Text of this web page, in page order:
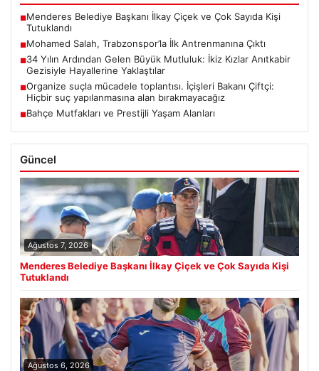
■Menderes Belediye Başkanı İlkay Çiçek ve Çok Sayıda Kişi
Tutuklandı
■Mohamed Salah, Trabzonspor’la İlk Antrenmanına Çıktı
■34 Yılın Ardından Gelen Büyük Mutluluk: İkiz Kızlar Anıtkabir
Gezisiyle Hayallerine Yaklaştılar
■Organize suçla mücadele toplantısı. İçişleri Bakanı Çiftçi:
Hiçbir suç yapılanmasına alan bırakmayacağız
■Bahçe Mutfakları ve Prestijli Yaşam Alanları
Güncel
Ağustos 7, 2026
Menderes Belediye Başkanı İlkay Çiçek ve Çok Sayıda Kişi
Tutuklandı
Ağustos 6, 2026